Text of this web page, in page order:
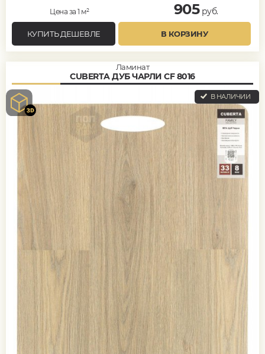
Цена за 1 м² 905руб.
КУПИТЬ ДЕШЕВЛЕ В КОРЗИНУ
Ламинат
CUBERTA ДУБ ЧАРЛИ CF 8016
В НАЛИЧИИ